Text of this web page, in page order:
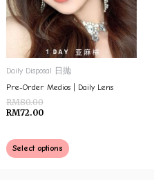
Daily Disposal 日抛
Pre-Order Medios | Daily Lens
RM80.00
RM72.00
Select options